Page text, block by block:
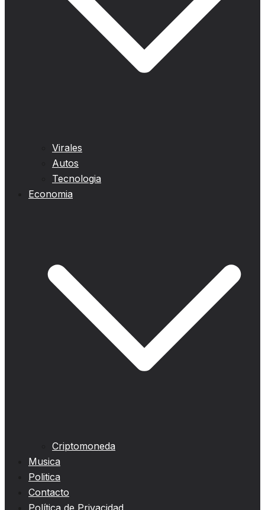
Virales
Autos
Tecnologia
Economia
Criptomoneda
Musica
Politica
Contacto
Política de Privacidad